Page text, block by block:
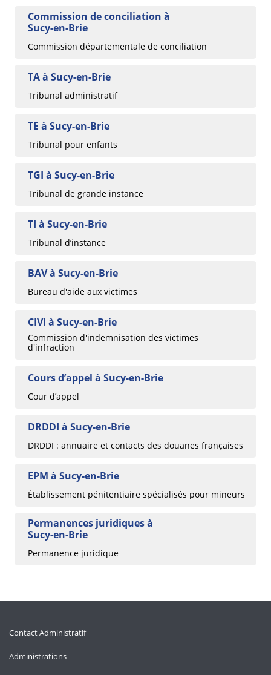
Commission de conciliation à
Sucy-en-Brie
Commission départementale de conciliation
TA à Sucy-en-Brie
Tribunal administratif
TE à Sucy-en-Brie
Tribunal pour enfants
TGI à Sucy-en-Brie
Tribunal de grande instance
TI à Sucy-en-Brie
Tribunal d’instance
BAV à Sucy-en-Brie
Bureau d'aide aux victimes
CIVI à Sucy-en-Brie
Commission d'indemnisation des victimes
d'infraction
Cours d’appel à Sucy-en-Brie
Cour d’appel
DRDDI à Sucy-en-Brie
DRDDI : annuaire et contacts des douanes françaises
EPM à Sucy-en-Brie
Établissement pénitentiaire spécialisés pour mineurs
Permanences juridiques à
Sucy-en-Brie
Permanence juridique
Contact Administratif
Administrations